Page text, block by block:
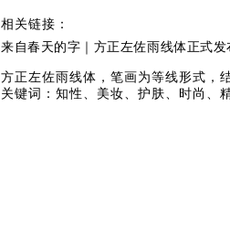
相关链接：
来自春天的字｜方正左佐雨线体正式发
方正左佐雨线体，笔画为等线形式，
关键词：知性、美妆、护肤、时尚、